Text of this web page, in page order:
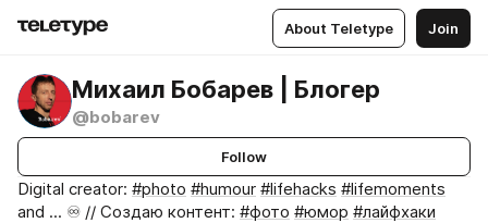
About Teletype Join
Михаил Бобарев | Блогер
@bobarev
Follow
Digital creator: #photo #humour #lifehacks #lifemoments
and ... ♾️ // Создаю контент: #фото #юмор #лайфхаки